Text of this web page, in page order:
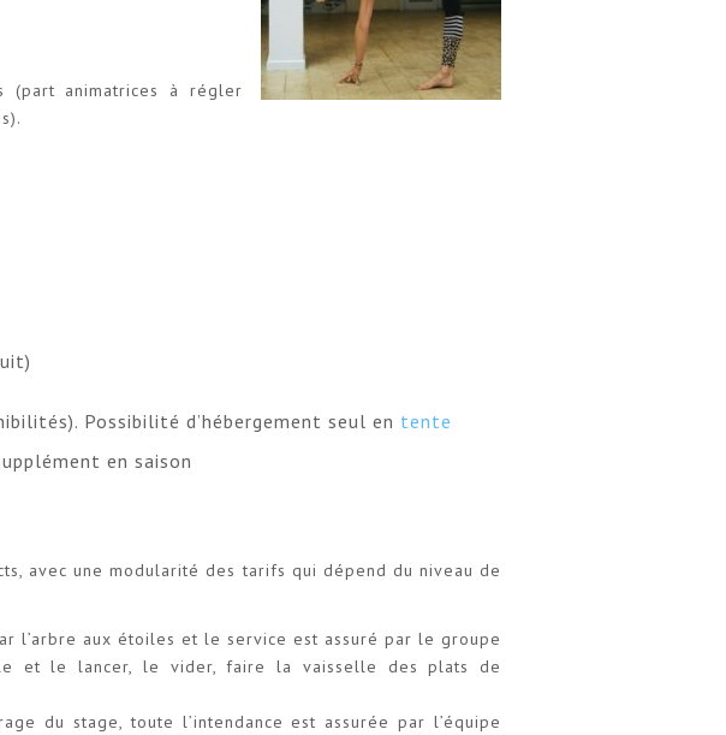
(part animatrices à régler
Possibilité d’hébergement seul en tente
en saison
avec une modularité des tarifs qui dépend du niveau de
l’arbre aux étoiles et le service est assuré par le groupe
et le lancer, le vider, faire la vaisselle des plats de
du stage, toute l’intendance est assurée par l’équipe